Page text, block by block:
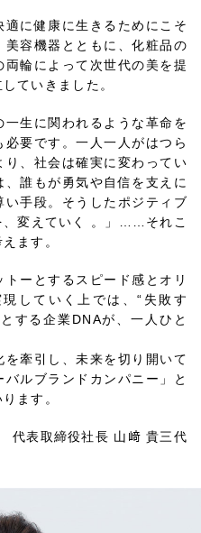
に健康に生きるためにこそ
容機器とともに、化粧品の
輪によって次世代の美を提
ていきました。
生に関われるような革命を
要です。一人一人がはつら
、社会は確実に変わってい
、誰もが勇気や自信を支えに
手段。そうしたポジティブ
、変えていく 。」……それこ
ます。
ーとするスピード感とオリ
していく上では、“失敗す
する企業DNAが、一人ひと
牽引し、未来を切り開いて
ルブランドカンパニー」と
ます。
代表取締役社長 山﨑 貴三代